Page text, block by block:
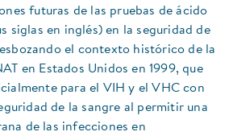
futuras de las pruebas de ácido
siglas en inglés) en la seguridad de
el contexto histórico de la
en Estados Unidos en 1999, que
para el VIH y el VHC con
de la sangre al permitir una
de las infecciones en